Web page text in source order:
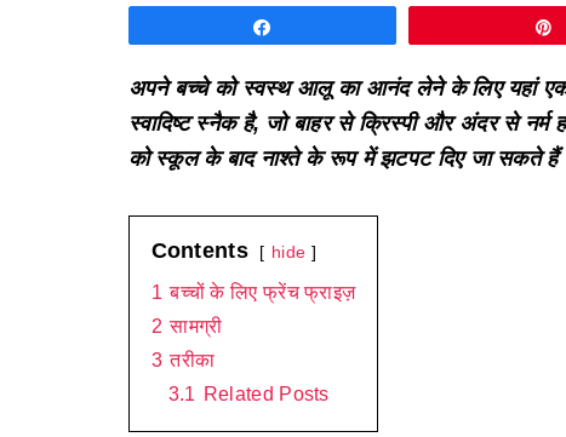
अपने बच्चे को स्वस्थ आलू का आनंद लेने के लिए यहां
स्वादिष्ट स्नैक है, जो बाहर से क्रिस्पी और अंदर से
को स्कूल के बाद नाश्ते के रूप में झटपट दिए जा सकते
Contents hide
1 बच्चों के लिए फ्रेंच फ्राइज़
2 सामग्री
3 तरीका
3.1
Related Posts